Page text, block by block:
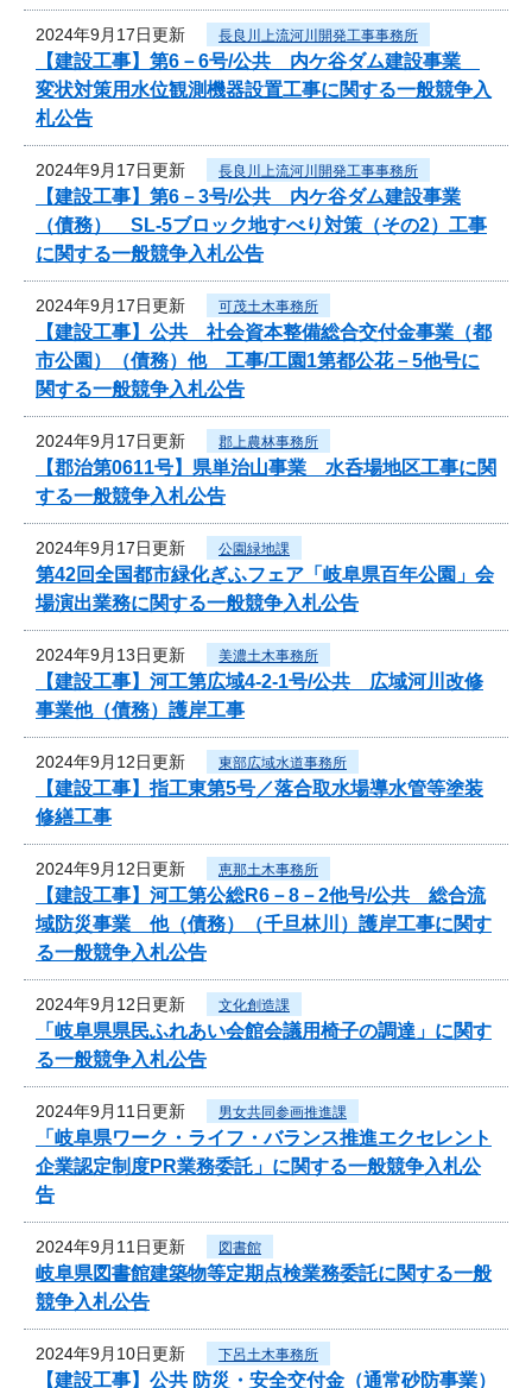
2024年9月17日更新 長良川上流河川開発工事事務所
【建設工事】第6－6号/公共 内ケ谷ダム建設事業
変状対策用水位観測機器設置工事に関する一般競争入
札公告
2024年9月17日更新 長良川上流河川開発工事事務所
【建設工事】第6－3号/公共 内ケ谷ダム建設事業
（債務） SL-5ブロック地すべり対策（その2）工事
に関する一般競争入札公告
2024年9月17日更新 可茂土木事務所
【建設工事】公共 社会資本整備総合交付金事業（都
市公園）（債務）他 工事/工園1第都公花－5他号に
関する一般競争入札公告
2024年9月17日更新 郡上農林事務所
【郡治第0611号】県単治山事業 水呑場地区工事に関
する一般競争入札公告
2024年9月17日更新 公園緑地課
第42回全国都市緑化ぎふフェア「岐阜県百年公園」会
場演出業務に関する一般競争入札公告
2024年9月13日更新 美濃土木事務所
【建設工事】河工第広域4-2-1号/公共 広域河川改修
事業他（債務）護岸工事
2024年9月12日更新 東部広域水道事務所
【建設工事】指工東第5号／落合取水場導水管等塗装
修繕工事
2024年9月12日更新 恵那土木事務所
【建設工事】河工第公総R6－8－2他号/公共 総合流
域防災事業 他（債務）（千旦林川）護岸工事に関す
る一般競争入札公告
2024年9月12日更新 文化創造課
「岐阜県県民ふれあい会館会議用椅子の調達」に関す
る一般競争入札公告
2024年9月11日更新 男女共同参画推進課
「岐阜県ワーク・ライフ・バランス推進エクセレント
企業認定制度PR業務委託」に関する一般競争入札公
告
2024年9月11日更新 図書館
岐阜県図書館建築物等定期点検業務委託に関する一般
競争入札公告
2024年9月10日更新 下呂土木事務所
【建設工事】公共 防災・安全交付金（通常砂防事業）